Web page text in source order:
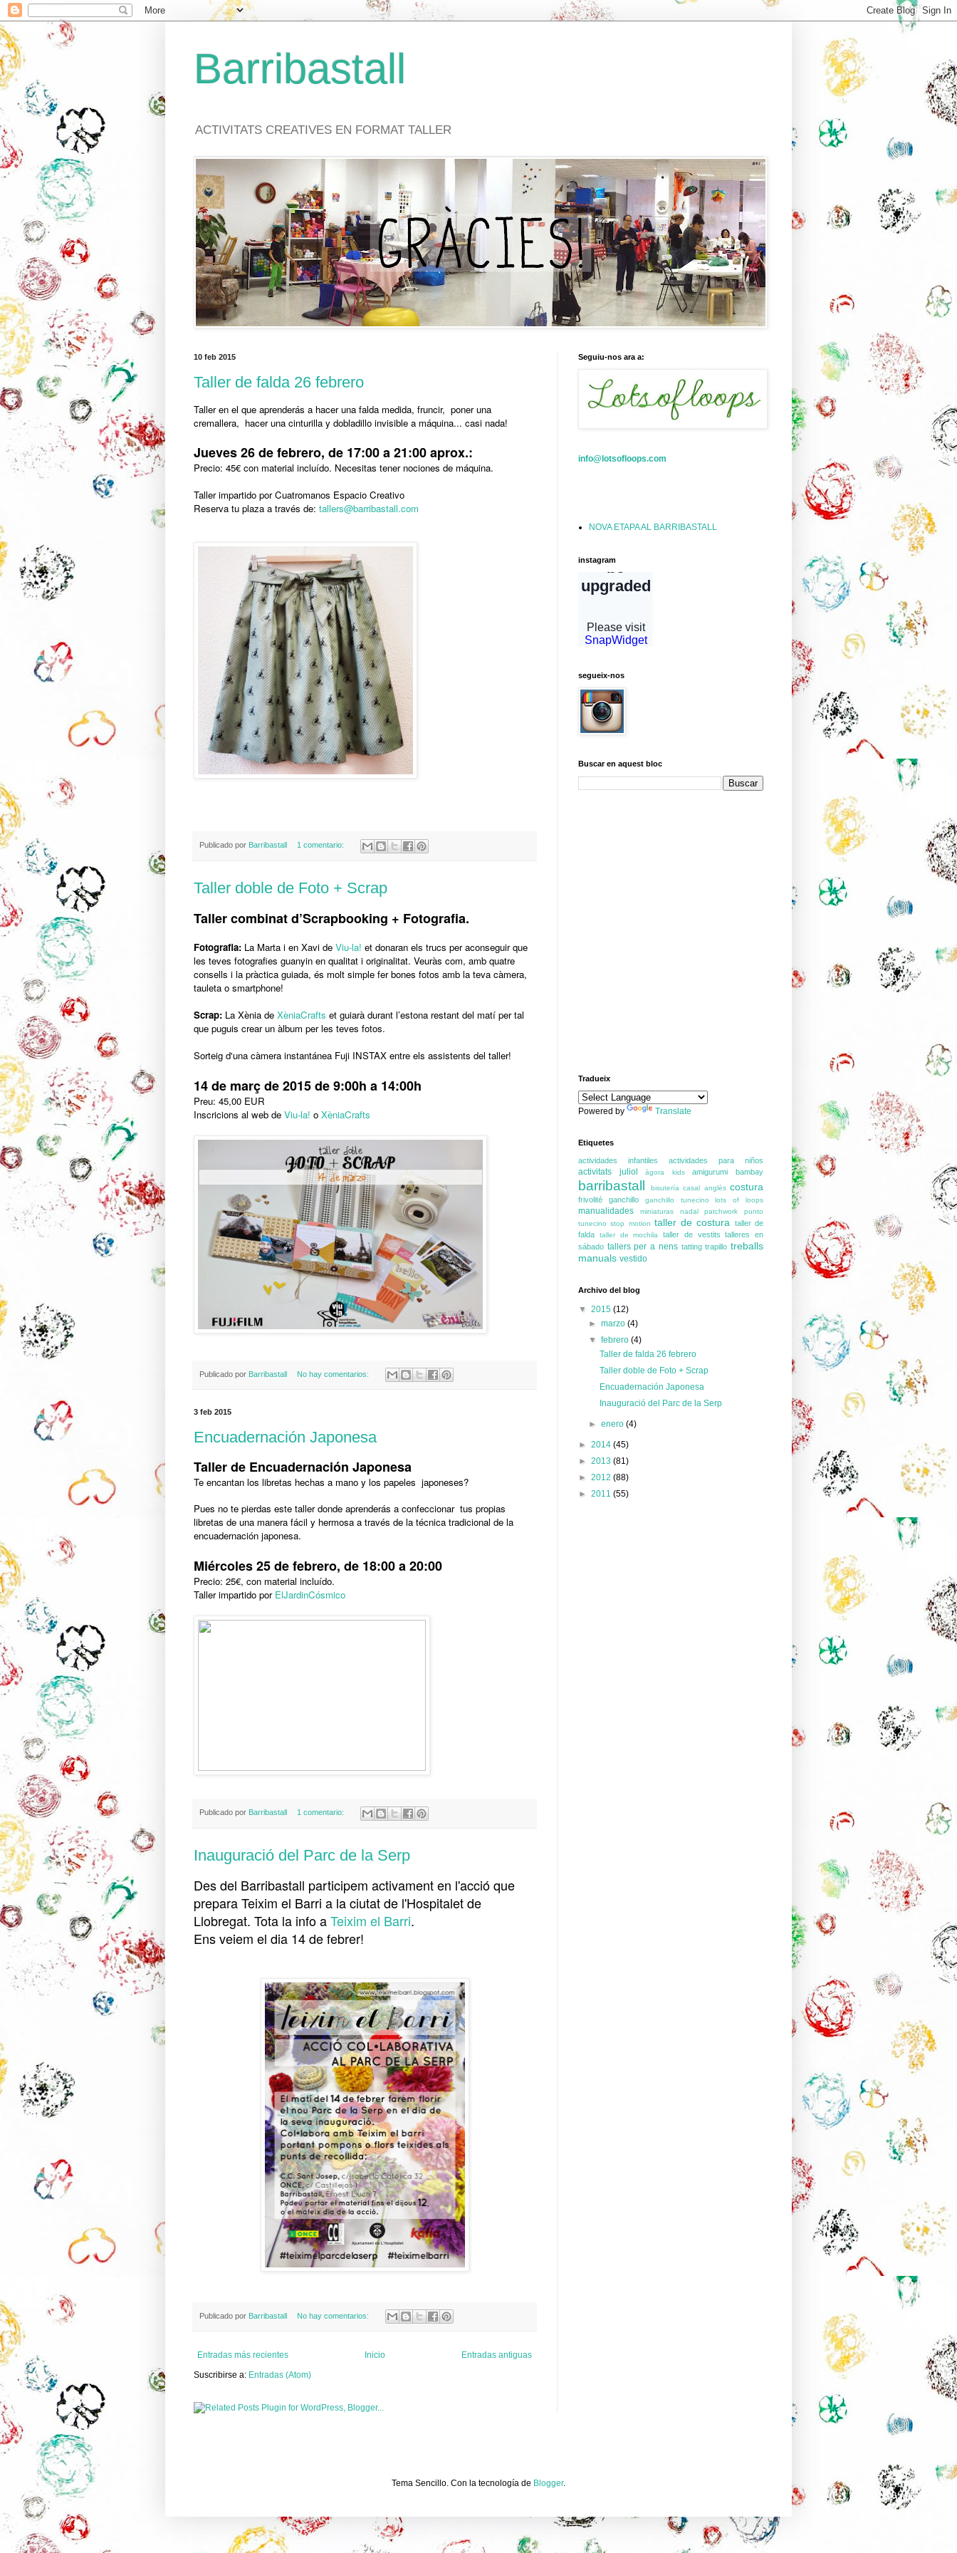
Barribastall
ACTIVITATS CREATIVES EN FORMAT TALLER
10 feb 2015
Taller de falda 26 febrero
Taller en el que aprenderás a hacer una falda medida, fruncir, poner una
cremallera, hacer una cinturilla y dobladillo invisible a máquina... casi nada!
Jueves 26 de febrero, de 17:00 a 21:00 aprox.:
Precio: 45€ con material incluído. Necesitas tener nociones de máquina.
Taller impartido por Cuatromanos Espacio Creativo
Reserva tu plaza a través de: tallers@barribastall.com
Publicado por Barribastall 1 comentario:
Taller doble de Foto + Scrap
Taller combinat d’Scrapbooking + Fotografia.
Fotografia: La Marta i en Xavi de Viu-la! et donaran els trucs per aconseguir que
les teves fotografies guanyin en qualitat i originalitat. Veuràs com, amb quatre
consells i la pràctica guiada, és molt simple fer bones fotos amb la teva càmera,
tauleta o smartphone!
Scrap: La Xènia de XèniaCrafts et guiarà durant l’estona restant del matí per tal
que puguis crear un àlbum per les teves fotos.
Sorteig d'una càmera instantánea Fuji INSTAX entre els assistents del taller!
14 de març de 2015 de 9:00h a 14:00h
Preu: 45,00 EUR
Inscricions al web de Viu-la! o XèniaCrafts
Publicado por Barribastall No hay comentarios:
3 feb 2015
Encuadernación Japonesa
Taller de Encuadernación Japonesa
Te encantan los libretas hechas a mano y los papeles japoneses?
Pues no te pierdas este taller donde aprenderás a confeccionar tus propias
libretas de una manera fácil y hermosa a través de la técnica tradicional de la
encuadernación japonesa.
Miércoles 25 de febrero, de 18:00 a 20:00
Precio: 25€, con material incluído.
Taller impartido por ElJardinCósmico
Publicado por Barribastall 1 comentario:
Inauguració del Parc de la Serp
Des del Barribastall participem activament en l'acció que
prepara Teixim el Barri a la ciutat de l'Hospitalet de
Llobregat. Tota la info aTeixim el Barri.
Ens veiem el dia 14 de febrer!
Publicado por Barribastall No hay comentarios:
Entradas más recientes Entradas antiguas
Inicio
Suscribirse a: Entradas (Atom)
Seguiu-nos ara a:
info@lotsofloops.com
NOVA ETAPA AL BARRIBASTALL
instagram
segueix-nos
Buscar en aquest bloc
Tradueix
Powered by Translate
Etiquetes
actividades infantiles actividades para niños
activitats juliol àgora kids amigurumi bambay
barribastall bisutería casal anglès costura
frivolité ganchillo ganchillo tunecino lots of loops
manualidades miniaturas nadal patchwork
punto
tunecino stop motion taller de costura taller de
falda
taller de mochila taller de vestits
talleres en
sábado tallers per a nens tatting trapillo treballs
manuals vestido
Archivo del blog
▼ 2015 (12)
►marzo(4)
▼febrero(4)
Taller de falda 26 febrero
Taller doble de Foto + Scrap
Encuadernación Japonesa
Inauguració del Parc de la Serp
►enero(4)
► 2014 (45)
► 2013 (81)
► 2012 (88)
► 2011 (55)
Tema Sencillo. Con la tecnología de Blogger.